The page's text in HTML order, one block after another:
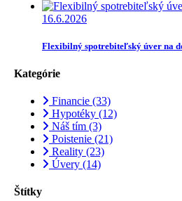
16.6.2026
Flexibilný spotrebiteľský úver na
Kategórie
Financie (33)
Hypotéky (12)
Náš tím (3)
Poistenie (21)
Reality (23)
Úvery (14)
Štítky